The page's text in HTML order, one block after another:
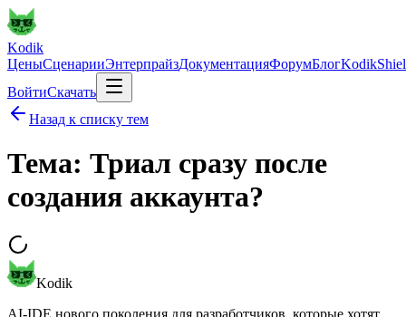
Kodik
ЦеныСценарииЭнтерпрайзДокументацияФорумБлог
ВойтиСкачать
Назад к списку тем
Тема: Триал сразу после
создания аккаунта?
Kodik
AI-IDE нового поколения для разработчиков, которые хотят